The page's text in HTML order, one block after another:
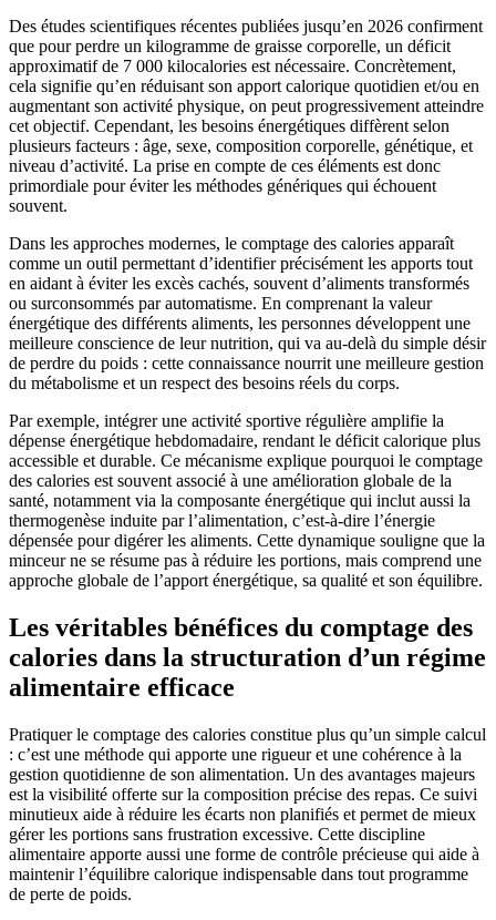
Des études scientifiques récentes publiées jusqu’en 2026 confirment
que pour perdre un kilogramme de graisse corporelle, un déficit
approximatif de 7 000 kilocalories est nécessaire. Concrètement,
cela signifie qu’en réduisant son apport calorique quotidien et/ou en
augmentant son activité physique, on peut progressivement atteindre
cet objectif. Cependant, les besoins énergétiques diffèrent selon
plusieurs facteurs : âge, sexe, composition corporelle, génétique, et
niveau d’activité. La prise en compte de ces éléments est donc
primordiale pour éviter les méthodes génériques qui échouent
souvent.
Dans les approches modernes, le comptage des calories apparaît
comme un outil permettant d’identifier précisément les apports tout
en aidant à éviter les excès cachés, souvent d’aliments transformés
ou surconsommés par automatisme. En comprenant la valeur
énergétique des différents aliments, les personnes développent une
meilleure conscience de leur nutrition, qui va au-delà du simple désir
de perdre du poids : cette connaissance nourrit une meilleure gestion
du métabolisme et un respect des besoins réels du corps.
Par exemple, intégrer une activité sportive régulière amplifie la
dépense énergétique hebdomadaire, rendant le déficit calorique plus
accessible et durable. Ce mécanisme explique pourquoi le comptage
des calories est souvent associé à une amélioration globale de la
santé, notamment via la composante énergétique qui inclut aussi la
thermogenèse induite par l’alimentation, c’est-à-dire l’énergie
dépensée pour digérer les aliments. Cette dynamique souligne que la
minceur ne se résume pas à réduire les portions, mais comprend une
approche globale de l’apport énergétique, sa qualité et son équilibre.
Les véritables bénéfices du comptage des
calories dans la structuration d’un régime
alimentaire efficace
Pratiquer le comptage des calories constitue plus qu’un simple calcul
: c’est une méthode qui apporte une rigueur et une cohérence à la
gestion quotidienne de son alimentation. Un des avantages majeurs
est la visibilité offerte sur la composition précise des repas. Ce suivi
minutieux aide à réduire les écarts non planifiés et permet de mieux
gérer les portions sans frustration excessive. Cette discipline
alimentaire apporte aussi une forme de contrôle précieuse qui aide à
maintenir l’équilibre calorique indispensable dans tout programme
de perte de poids.